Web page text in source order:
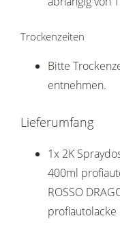
Trockenzeiten
Bitte
entnehmen.
Lieferumfang
1x 2K
400ml
ROSSO
profiautolacke